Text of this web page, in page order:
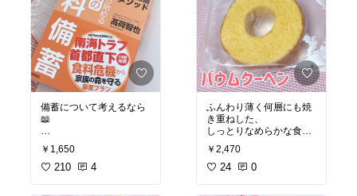
備蓄について考えるなら
📖
食料危機を想定した長期
食料備蓄についての対
策、
￥1,650
210 4
ふんわり薄く何層にも焼
き重ねした、
しっとりなめらかな食感
のバウムクーヘンです！
個包装になっていて保存
にも持ち運びも🙆‍♀️
￥2,470
24 0